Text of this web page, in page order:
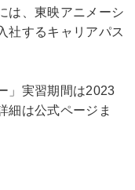
は、東映アニメーシ
社するキャリアパス
」実習期間は2023
細は公式ページま